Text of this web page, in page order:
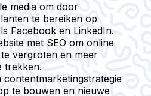
media om door
te bereiken op
Facebook en LinkedIn.
met SEO om online
vergroten en meer
trekken.
contentmarketingstrategie
te bouwen en nieuwe